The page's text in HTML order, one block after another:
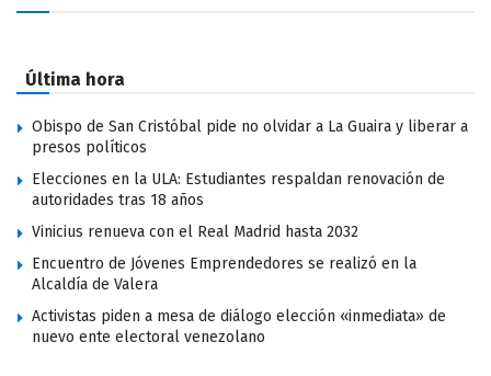
Última hora
Obispo de San Cristóbal pide no olvidar a La Guaira y liberar a
presos políticos
Elecciones en la ULA: Estudiantes respaldan renovación de
autoridades tras 18 años
Vinicius renueva con el Real Madrid hasta 2032
Encuentro de Jóvenes Emprendedores se realizó en la
Alcaldía de Valera
Activistas piden a mesa de diálogo elección «inmediata» de
nuevo ente electoral venezolano